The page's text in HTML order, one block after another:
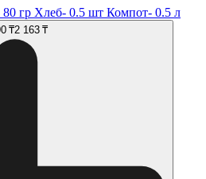
гр Хлеб- 0.5 шт Компот- 0.5 л
₸2 163 ₸